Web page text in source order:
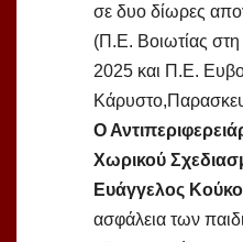
σε δυο δίωρες
(Π.Ε. Βοιωτίας στη
2025 και Π.Ε.
Ο
Χωρικού
Ευάγγελος
ασφάλεια των